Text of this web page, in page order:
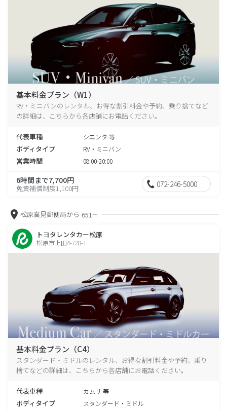
基本料金プラン（W1）
RV・ミニバンのレンタル、お得な割引料金や予約、乗り捨てなど
の詳細は、こちらから各店舗にお電話ください。
代表車種 シエンタ 等
ボディタイプ RV・ミニバン
営業時間 08:00-20:00
6時間まで7,700円
免責補償制度1,100円 072-246-5000
松原高見郵便局から 651m
トヨタレンタカー松原
松原市上田4-728-1
基本料金プラン（C4）
スタンダード・ミドルのレンタル、お得な割引料金や予約、乗り
捨てなどの詳細は、こちらから各店舗にお電話ください。
代表車種 カムリ 等
ボディタイプ スタンダード・ミドル